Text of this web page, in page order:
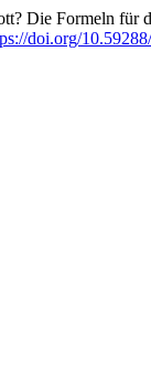
Die Formeln
doi.org/